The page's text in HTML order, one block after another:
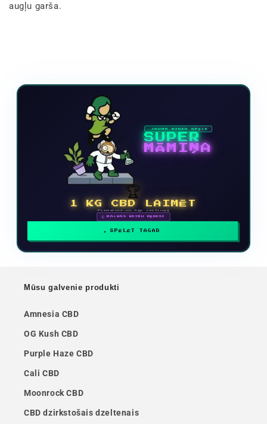
augļu garša.
JAUNA VIDEO SPĒLE
SUPER
MĀMIŅA
🏆
1 KG CBD LAIMĒT
Piedalies un kāp reitingā
🗓 BALVAS KATRU MĒNESI
SPĒLĒT TAGAD
Mūsu galvenie produkti
Amnesia CBD
OG Kush CBD
Purple Haze CBD
Cali CBD
Moonrock CBD
CBD dzirkstošais dzeltenais